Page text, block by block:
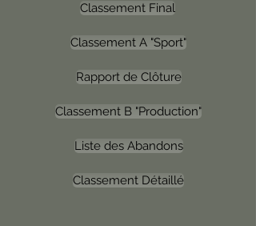
Classement Final
Classement A "Sport"
Rapport de Clôture
Classement B "Production"
Liste des Abandons
Classement Détaillé